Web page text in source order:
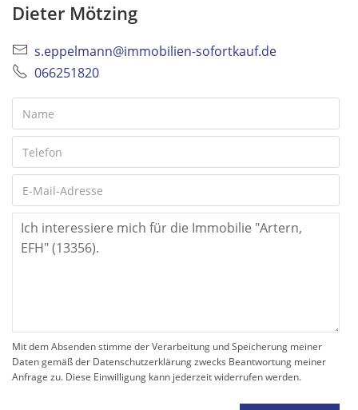
Dieter Mötzing
s.eppelmann@immobilien-sofortkauf.de
066251820
Mit dem Absenden stimme der Verarbeitung und Speicherung meiner
Daten gemäß der Datenschutzerklärung zwecks Beantwortung meiner
Anfrage zu. Diese Einwilligung kann jederzeit widerrufen werden.